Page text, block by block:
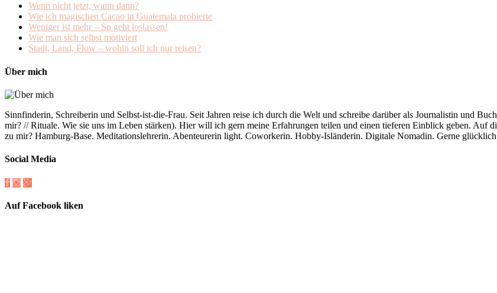
Wenn nicht jetzt, wann dann?
Wie ich magischen Cacao in Guatemala probierte
Weniger ist mehr – So geht loslassen!
Wie man sich selbst motiviert
Stadt, Land, Flow – wohin soll ich nur reisen?
Über mich
Sinnfinderin, Schreiberin und Selbst-ist-die-Frau. Seit Jahren reise ich durch die Welt und schreibe darüber als Journalistin und
mir? // Rituale. Wie sie uns im Leben stärken). Hier will ich gern meine Erfahrungen teilen und einen tieferen Einblick geben. Auf
zu mir? Hamburg-Base. Meditationslehrerin. Abenteurerin light. Coworkerin. Hobby-Isländerin. Digitale Nomadin. Gerne
Social Media
Auf Facebook liken